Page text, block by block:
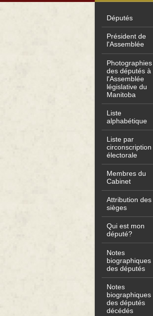
Députés
Président de
l'Assemblée
Photographies
des députés à
l'Assemblée
législative du
Manitoba
Liste
alphabétique
Liste par
circonscription
électorale
Membres du
Cabinet
Attribution des
sièges
Qui est mon
député?
Notes
biographiques
des députés
Notes
biographiques
des députés
décédés